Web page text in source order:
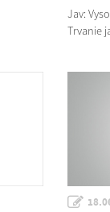
Jav:
Trvanie